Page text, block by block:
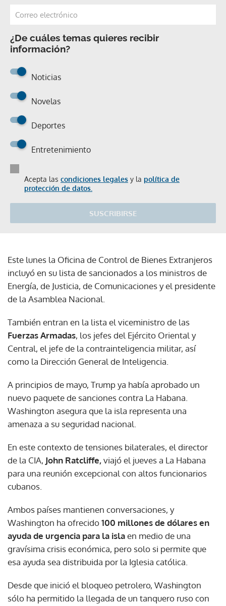
¿De cuáles temas quieres recibir
información?
Noticias
Novelas
Deportes
Entretenimiento
Acepta las condiciones legales y la política de
protección de datos.
SUSCRIBIRSE
Este lunes la Oficina de Control de Bienes Extranjeros
incluyó en su lista de sancionados a los ministros de
Energía, de Justicia, de Comunicaciones y el presidente
de la Asamblea Nacional.
También entran en la lista el viceministro de las
Fuerzas Armadas, los jefes del Ejército Oriental y
Central, el jefe de la contrainteligencia militar, así
como la Dirección General de Inteligencia.
A principios de mayo, Trump ya había aprobado un
nuevo paquete de sanciones contra La Habana.
Washington asegura que la isla representa una
amenaza a su seguridad nacional.
En este contexto de tensiones bilaterales, el director
de la CIA, John Ratcliffe,viajó el jueves a La Habana
para una reunión excepcional con altos funcionarios
cubanos.
Ambos países mantienen conversaciones, y
Washington ha ofrecido100 millones de dólares en
ayuda de urgencia para la islaen medio de una
gravísima crisis económica, pero solo si permite que
esa ayuda sea distribuida por la Iglesia católica.
Desde que inició el bloqueo petrolero, Washington
sólo ha permitido la llegada de un tanquero ruso con